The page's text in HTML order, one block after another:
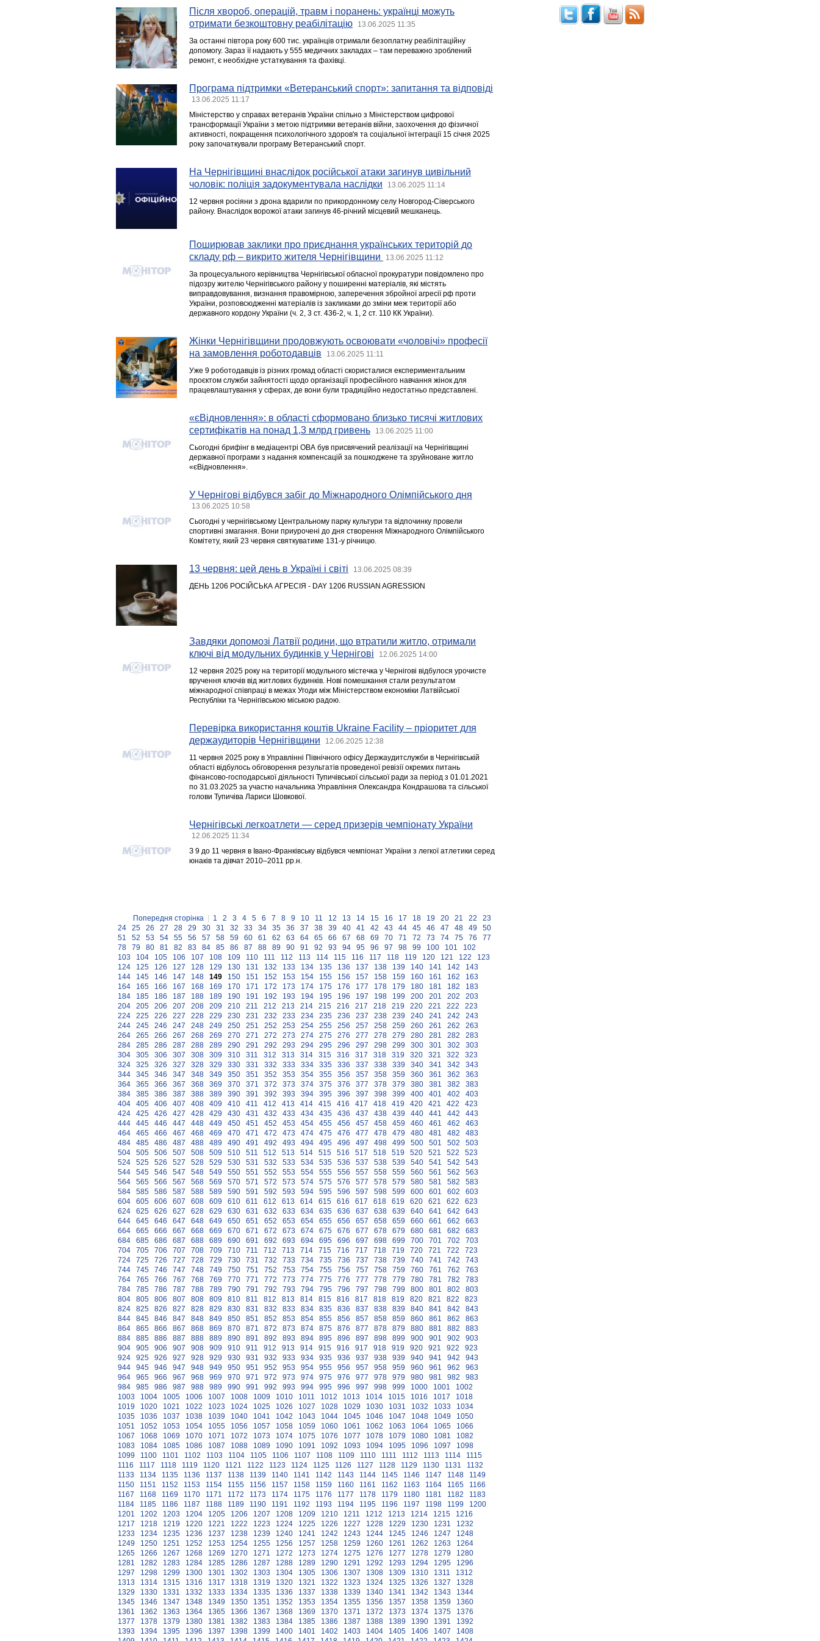
Після хвороб, операцій, травм і поранень: українці можуть
отримати безкоштовну реабілітацію
13.06.2025 11:35
За останні півтора року 600 тис. українців отримали безоплатну реабілітаційну
допомогу. Зараз її надають у 555 медичних закладах – там переважно зроблений
ремонт, є необхідне устаткування та фахівці.
Програма підтримки «Ветеранський спорт»: запитання та відповіді
13.06.2025 11:17
Міністерство у справах ветеранів України спільно з Міністерством цифрової
трансформації України з метою підтримки ветеранів війни, заохочення до фізичної
активності, покращення психологічного здоров'я та соціальної інтеграції 15 січня 2025
року започаткували програму Ветеранський спорт.
На Чернігівщині внаслідок російської атаки загинув цивільний
чоловік: поліція задокументувала наслідки
13.06.2025 11:14
12 червня росіяни з дрона вдарили по прикордонному селу Новгород-Сіверського
району. Внаслідок ворожої атаки загинув 46-річний місцевий мешканець.
Поширював заклики про приєднання українських територій до
складу рф – викрито жителя Чернігівщини
13.06.2025 11:12
За процесуального керівництва Чернігівської обласної прокуратури повідомлено про
підозру жителю Чернігівського району у поширенні матеріалів, які містять
виправдовування, визнання правомірною, заперечення збройної агресії рф проти
України, розповсюдженні матеріалів із закликами до зміни меж території або
державного кордону України (ч. 2, 3 ст. 436-2, ч. 1, 2 ст. 110 КК України).
Жінки Чернігівщини продовжують освоювати «чоловічі» професії
на замовлення роботодавців
13.06.2025 11:11
Уже 9 роботодавців із різних громад області скористалися експериментальним
проєктом служби зайнятості щодо організації професійного навчання жінок для
працевлаштування у сферах, де вони були традиційно недостатньо представлені.
«єВідновлення»: в області сформовано близько тисячі житлових
сертифікатів на понад 1,3 млрд гривень
13.06.2025 11:00
Сьогодні брифінг в медіацентрі ОВА був присвячений реалізації на Чернігівщині
державної програми з надання компенсацій за пошкоджене та зруйноване житло
«єВідновлення».
У Чернігові відбувся забіг до Міжнародного Олімпійського дня
13.06.2025 10:58
Сьогодні у чернігівському Центральному парку культури та відпочинку провели
спортивні змагання. Вони приурочені до дня створення Міжнародного Олімпійського
Комітету, який 23 червня святкуватиме 131-у річницю.
13 червня: цей день в Україні і світі 13.06.2025 08:39
ДЕНЬ 1206 РОСІЙСЬКА АГРЕСІЯ - DAY 1206 RUSSIAN AGRESSION
Завдяки допомозі Латвії родини, що втратили житло, отримали
ключі від модульних будинків у Чернігові
12.06.2025 14:00
12 червня 2025 року на території модульного містечка у Чернігові відбулося урочисте
вручення ключів від житлових будинків. Нові помешкання стали результатом
міжнародної співпраці в межах Угоди між Міністерством економіки Латвійської
Республіки та Чернігівською міською радою.
Перевірка використання коштів Ukraine Facility – пріоритет для
держаудиторів Чернігівщини
12.06.2025 12:38
11 червня 2025 року в Управлінні Північного офісу Держаудитслужби в Чернігівській
області відбулось обговорення результатів проведеної ревізії окремих питань
фінансово-господарської діяльності Тупичівської сільської ради за період з 01.01.2021
по 31.03.2025 за участю начальника Управління Олександра Кондрашова та сільської
голови Тупичіва Лариси Шовкової.
Чернігівські легкоатлети — серед призерів чемпіонату України
12.06.2025 11:34
З 9 до 11 червня в Івано-Франківську відбувся чемпіонат України з легкої атлетики серед
юнаків та дівчат 2010–2011 рр.н.
Попередня сторінка 1 2 3 4 5 6 7 8 9 10 11 12 13 14 15 16 17 18 19 20 21 22
23
24
25 26 27 28 29 30 31 32 33 34 35 36 37 38 39 40 41 42 43 44 45 46 47 48 49
50
51
52 53 54 55 56 57 58 59 60 61 62 63 64 65 66 67 68 69 70 71 72 73 74 75 76
77
78
79 80 81 82 83 84 85 86 87 88 89 90 91 92 93 94 95 96 97 98 99 100 101
102
103
104 105 106 107 108 109 110 111 112 113 114 115 116 117 118 119 120 121 122
123
124
125 126 127 128 129 130 131 132 133 134 135 136 137 138 139 140 141 142
143
144
145 146 147 148 149 150 151 152 153 154 155 156 157 158 159 160 161 162
163
164
165 166 167 168 169 170 171 172 173 174 175 176 177 178 179 180 181 182
183
184
185 186 187 188 189 190 191 192 193 194 195 196 197 198 199 200 201 202
203
204
205 206 207 208 209 210 211 212 213 214 215 216 217 218 219 220 221 222
223
224
225 226 227 228 229 230 231 232 233 234 235 236 237 238 239 240 241 242
243
244
245 246 247 248 249 250 251 252 253 254 255 256 257 258 259 260 261 262
263
264
265 266 267 268 269 270 271 272 273 274 275 276 277 278 279 280 281 282
283
284
285 286 287 288 289 290 291 292 293 294 295 296 297 298 299 300 301 302
303
304
305 306 307 308 309 310 311 312 313 314 315 316 317 318 319 320 321 322
323
324
325 326 327 328 329 330 331 332 333 334 335 336 337 338 339 340 341 342
343
344
345 346 347 348 349 350 351 352 353 354 355 356 357 358 359 360 361 362
363
364
365 366 367 368 369 370 371 372 373 374 375 376 377 378 379 380 381 382
383
384
385 386 387 388 389 390 391 392 393 394 395 396 397 398 399 400 401 402
403
404
405 406 407 408 409 410 411 412 413 414 415 416 417 418 419 420 421 422
423
424
425 426 427 428 429 430 431 432 433 434 435 436 437 438 439 440 441 442
443
444
445 446 447 448 449 450 451 452 453 454 455 456 457 458 459 460 461 462
463
464
465 466 467 468 469 470 471 472 473 474 475 476 477 478 479 480 481 482
483
484
485 486 487 488 489 490 491 492 493 494 495 496 497 498 499 500 501 502
503
504
505 506 507 508 509 510 511 512 513 514 515 516 517 518 519 520 521 522
523
524
525 526 527 528 529 530 531 532 533 534 535 536 537 538 539 540 541 542
543
544
545 546 547 548 549 550 551 552 553 554 555 556 557 558 559 560 561 562
563
564
565 566 567 568 569 570 571 572 573 574 575 576 577 578 579 580 581 582
583
584
585 586 587 588 589 590 591 592 593 594 595 596 597 598 599 600 601 602
603
604
605 606 607 608 609 610 611 612 613 614 615 616 617 618 619 620 621 622
623
624
625 626 627 628 629 630 631 632 633 634 635 636 637 638 639 640 641 642
643
644
645 646 647 648 649 650 651 652 653 654 655 656 657 658 659 660 661 662
663
664
665 666 667 668 669 670 671 672 673 674 675 676 677 678 679 680 681 682
683
684
685 686 687 688 689 690 691 692 693 694 695 696 697 698 699 700 701 702
703
704
705 706 707 708 709 710 711 712 713 714 715 716 717 718 719 720 721 722
723
724
725 726 727 728 729 730 731 732 733 734 735 736 737 738 739 740 741 742
743
744
745 746 747 748 749 750 751 752 753 754 755 756 757 758 759 760 761 762
763
764
765 766 767 768 769 770 771 772 773 774 775 776 777 778 779 780 781 782
783
784
785 786 787 788 789 790 791 792 793 794 795 796 797 798 799 800 801 802
803
804
805 806 807 808 809 810 811 812 813 814 815 816 817 818 819 820 821 822
823
824
825 826 827 828 829 830 831 832 833 834 835 836 837 838 839 840 841 842
843
844
845 846 847 848 849 850 851 852 853 854 855 856 857 858 859 860 861 862
863
864
865 866 867 868 869 870 871 872 873 874 875 876 877 878 879 880 881 882
883
884
885 886 887 888 889 890 891 892 893 894 895 896 897 898 899 900 901 902
903
904
905 906 907 908 909 910 911 912 913 914 915 916 917 918 919 920 921 922
923
924
925 926 927 928 929 930 931 932 933 934 935 936 937 938 939 940 941 942
943
944
945 946 947 948 949 950 951 952 953 954 955 956 957 958 959 960 961 962
963
964
965 966 967 968 969 970 971 972 973 974 975 976 977 978 979 980 981 982
983
984
985 986 987 988 989 990 991 992 993 994 995 996 997 998 999 1000 1001
1002
1003
1004 1005 1006 1007 1008 1009 1010 1011 1012 1013 1014 1015 1016 1017
1018
1019
1020 1021 1022 1023 1024 1025 1026 1027 1028 1029 1030 1031 1032 1033
1034
1035
1036 1037 1038 1039 1040 1041 1042 1043 1044 1045 1046 1047 1048 1049
1050
1051
1052 1053 1054 1055 1056 1057 1058 1059 1060 1061 1062 1063 1064 1065
1066
1067
1068 1069 1070 1071 1072 1073 1074 1075 1076 1077 1078 1079 1080 1081
1082
1083
1084 1085 1086 1087 1088 1089 1090 1091 1092 1093 1094 1095 1096 1097
1098
1099
1100 1101 1102 1103 1104 1105 1106 1107 1108 1109 1110 1111 1112 1113 1114
1115
1116
1117 1118 1119 1120 1121 1122 1123 1124 1125 1126 1127 1128 1129 1130 1131
1132
1133
1134 1135 1136 1137 1138 1139 1140 1141 1142 1143 1144 1145 1146 1147 1148
1149
1150
1151 1152 1153 1154 1155 1156 1157 1158 1159 1160 1161 1162 1163 1164 1165
1166
1167
1168 1169 1170 1171 1172 1173 1174 1175 1176 1177 1178 1179 1180 1181 1182
1183
1184
1185 1186 1187 1188 1189 1190 1191 1192 1193 1194 1195 1196 1197 1198 1199
1200
1201
1202 1203 1204 1205 1206 1207 1208 1209 1210 1211 1212 1213 1214 1215
1216
1217
1218 1219 1220 1221 1222 1223 1224 1225 1226 1227 1228 1229 1230 1231
1232
1233
1234 1235 1236 1237 1238 1239 1240 1241 1242 1243 1244 1245 1246 1247
1248
1249
1250 1251 1252 1253 1254 1255 1256 1257 1258 1259 1260 1261 1262 1263
1264
1265
1266 1267 1268 1269 1270 1271 1272 1273 1274 1275 1276 1277 1278 1279
1280
1281
1282 1283 1284 1285 1286 1287 1288 1289 1290 1291 1292 1293 1294 1295
1296
1297
1298 1299 1300 1301 1302 1303 1304 1305 1306 1307 1308 1309 1310 1311
1312
1313
1314 1315 1316 1317 1318 1319 1320 1321 1322 1323 1324 1325 1326 1327
1328
1329
1330 1331 1332 1333 1334 1335 1336 1337 1338 1339 1340 1341 1342 1343
1344
1345
1346 1347 1348 1349 1350 1351 1352 1353 1354 1355 1356 1357 1358 1359
1360
1361
1362 1363 1364 1365 1366 1367 1368 1369 1370 1371 1372 1373 1374 1375
1376
1377
1378 1379 1380 1381 1382 1383 1384 1385 1386 1387 1388 1389 1390 1391
1392
1393
1394 1395 1396 1397 1398 1399 1400 1401 1402 1403 1404 1405 1406 1407
1408